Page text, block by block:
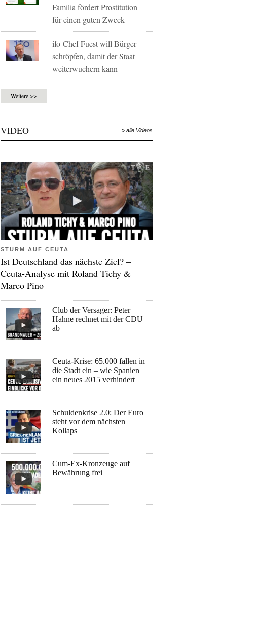
Familia fördert Prostitution
für einen guten Zweck
ifo-Chef Fuest will Bürger
schröpfen, damit der Staat
weiterwuchern kann
Weitere >>
VIDEO » alle Videos
STURM AUF CEUTA
Ist Deutschland das nächste Ziel? –
Ceuta-Analyse mit Roland Tichy &
Marco Pino
Club der Versager: Peter
Hahne rechnet mit der CDU
ab
Ceuta-Krise: 65.000 fallen in
die Stadt ein – wie Spanien
ein neues 2015 verhindert
Schuldenkrise 2.0: Der Euro
steht vor dem nächsten
Kollaps
Cum-Ex-Kronzeuge auf
Bewährung frei